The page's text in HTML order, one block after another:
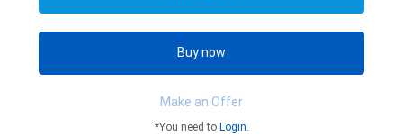
Buy now
Make an Offer
*You need to Login.